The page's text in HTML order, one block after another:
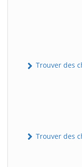
Trouver des
Trouver des